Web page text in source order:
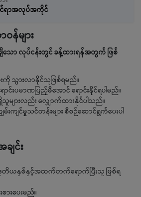
င်ရာအလုပ်အကိုင်
များ
ချိသော လုပ်ငန်းတွင် ခန့်ထားရန်အတွက် ဖြစ်
ားကို သွားလာနိုင်သူဖြစ်ရမည်။
းပမာဏပြည့်မီအောင် ရောင်းနိုင်ရပါမည်။
ျားလည်း လျှောက်ထားနိုင်ပါသည်။
ကျင်မှုသင်တန်းများ စီစဉ်ဆောင်ရွက်ပေးပါ
င်း
ယနှစ်နှင့်အထက်တက်ရောက်ပြီးသူ ဖြစ်ရ
ားပေးမည်။